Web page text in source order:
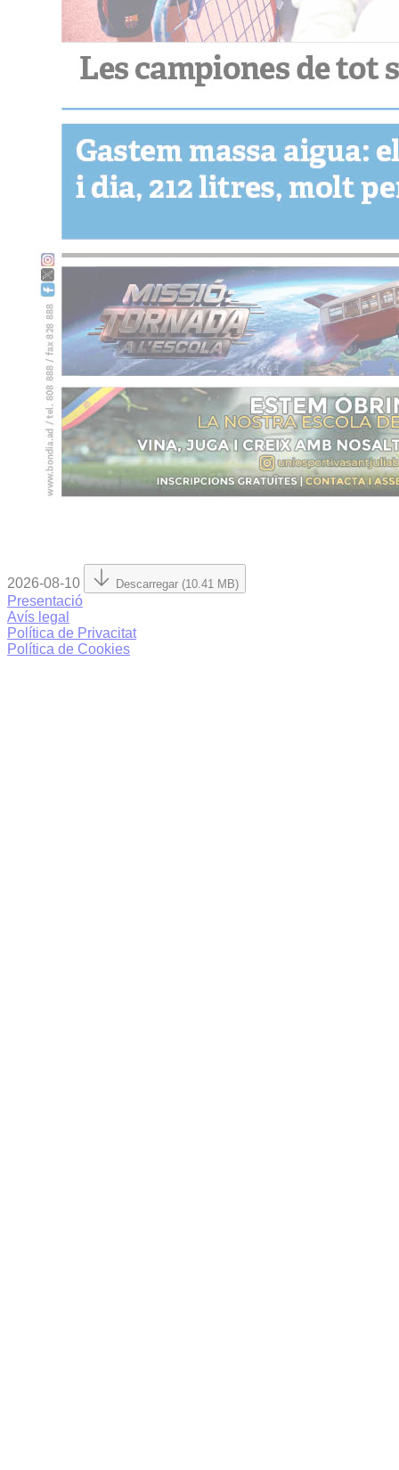
2026-08-10 Descarregar (10.41 MB)
Presentació
Avís legal
Política de Privacitat
Política de Cookies